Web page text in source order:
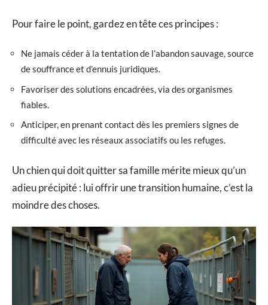
Pour faire le point, gardez en tête ces principes :
Ne jamais céder à la tentation de l’abandon sauvage, source
de souffrance et d’ennuis juridiques.
Favoriser des solutions encadrées, via des organismes
fiables.
Anticiper, en prenant contact dès les premiers signes de
difficulté avec les réseaux associatifs ou les refuges.
Un chien qui doit quitter sa famille mérite mieux qu’un
adieu précipité : lui offrir une transition humaine, c’est la
moindre des choses.